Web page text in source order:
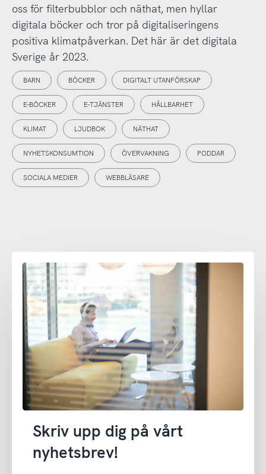
oss för filterbubblor och näthat, men hyllar
digitala böcker och tror på digitaliseringens
positiva klimatpåverkan. Det här är det digitala
Sverige år 2023.
BARN BÖCKER DIGITALT UTANFÖRSKAP
E-BÖCKER E-TJÄNSTER HÅLLBARHET
KLIMAT LJUDBOK NÄTHAT
NYHETSKONSUMTION ÖVERVAKNING PODDAR
SOCIALA MEDIER WEBBLÄSARE
Skriv upp dig på vårt
nyhetsbrev!